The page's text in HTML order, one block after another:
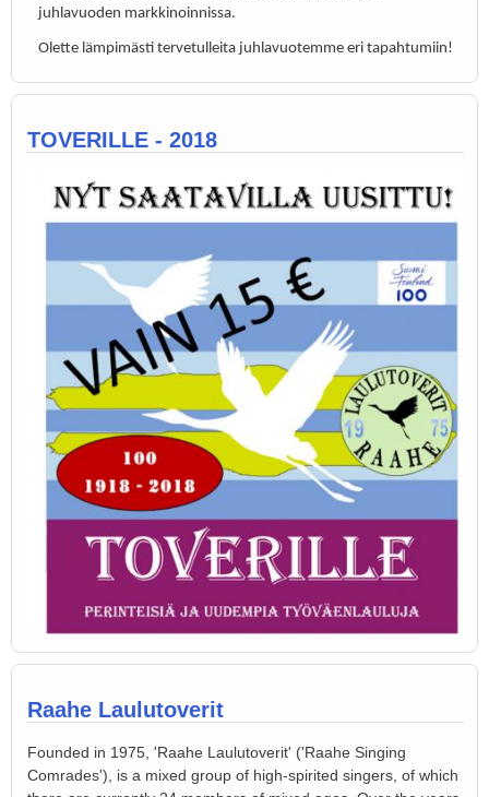
juhlavuoden markkinoinnissa.
Olette lämpimästi tervetulleita juhlavuotemme eri tapahtumiin!
TOVERILLE - 2018
Raahe Laulutoverit
Founded in 1975, 'Raahe Laulutoverit' ('Raahe Singing
Comrades'), is a mixed group of high-spirited singers, of which